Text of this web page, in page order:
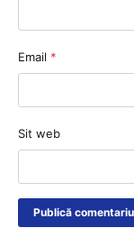
Email *
Sit web